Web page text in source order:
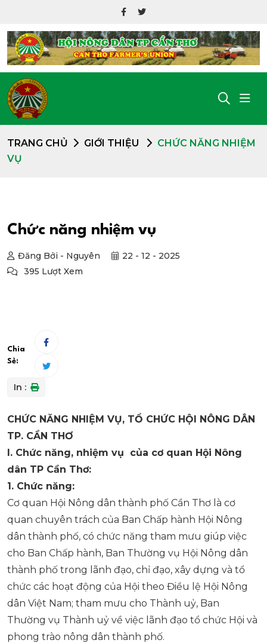
TRANG CHỦ GIỚI THIỆU
CHỨC NĂNG NHIỆM
VỤ
Chức năng nhiệm vụ
Đăng Bởi - Nguyên
22 - 12 - 2025
395 Lượt Xem
Chia
Sẻ:
In :
CHỨC NĂNG NHIỆM VỤ, TỔ CHỨC HỘI NÔNG DÂN
TP. CẦN THƠ
I. Chức năng, nhiệm vụ của cơ quan Hội Nông
dân TP Cần Thơ:
1. Chức năng:
Cơ quan Hội Nông dân thành phố Cần Thơ là cơ
quan chuyên trách của Ban Chấp hành Hội Nông
dân thành phố, có chức năng tham mưu giúp việc
cho Ban Chấp hành, Ban Thường vụ Hội Nông dân
thành phố trong lãnh đạo, chỉ đạo, xây dựng và tổ
chức các hoạt động của Hội theo Điều lệ Hội Nông
dân Việt Nam; tham mưu cho Thành uỷ, Ban
Thường vụ Thành uỷ về việc lãnh đạo tổ chức Hội và
phong trào nông dân thành phố.